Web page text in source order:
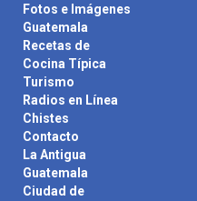
content
Fotos e Imágenes
Guatemala
Recetas de
Cocina Típica
Turismo
Radios en Línea
Chistes
Contacto
La Antigua
Guatemala
Ciudad de